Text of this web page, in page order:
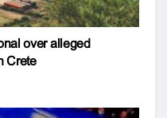
over alleged
Crete